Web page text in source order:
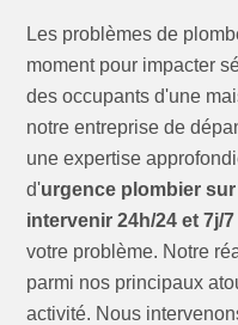
Les problèmes de
moment pour impacter
des occupants d'une
notre entreprise de
une expertise
d'urgence plombier
intervenir 24h/24 et 7j/7
votre problème. Notre
parmi nos principaux
activité. Nous